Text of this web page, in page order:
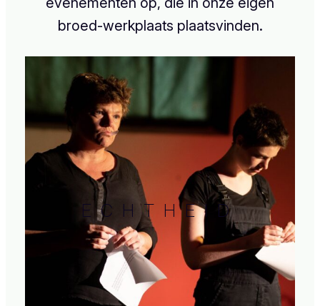
broed-werkplaats plaatsvinden.
ECHTHEID